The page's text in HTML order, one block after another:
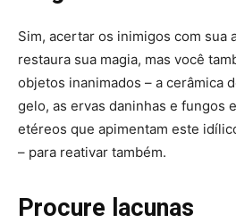
Sim, acertar os inimigos com sua
restaura sua magia, mas você
objetos inanimados – a cerâmica
gelo, as ervas daninhas e fungos
etéreos que apimentam este
– para reativar também.
Procure lacunas